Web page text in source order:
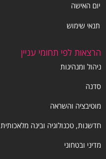
יום האישה
תנאי שימוש
הרצאות לפי תחומי עניין
ניהול ומנהיגות
סדנה
מוטיבציה והשראה
חדשנות, טכנולוגיה ובינה מלאכותית
מדיני ובטחוני